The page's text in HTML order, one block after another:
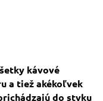
kávové
a tiež akékoľvek
do styku